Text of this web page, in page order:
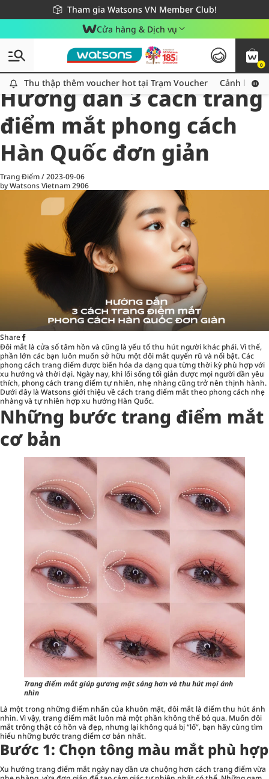
Tham gia Watsons VN Member Club!
Miễn phí giao hàng cho đơn hàng từ 249,000Đ
Giao hàng nhanh 24h - Áp dụng khu vực TP. Hồ Chí Minh
Cửa hàng & Dịch vụ
0
Thu thập thêm voucher hot tại Trạm Voucher
Thu thập thêm voucher hot tại Trạm Voucher Cảnh báo
All
Chăm Sóc Cá Nhân
Hướng dẫn 3 cách trang
điểm mắt phong cách
Hàn Quốc đơn giản
Trang Điểm/2023-09-06
by Watsons Vietnam2906
Share
Đôi mắt là cửa sổ tâm hồn và cũng là yếu tố thu hút người khác phái. Vì thế,
phần lớn các bạn luôn muốn sở hữu một đôi mắt quyến rũ và nổi bật. Các
phong cách trang điểm được biến hóa đa dạng qua từng thời kỳ phù hợp với
xu hướng và thời đại. Ngày nay, khi lối sống tối giản được mọi người dần yêu
thích, phong cách trang điểm tự nhiên, nhẹ nhàng cũng trở nên thịnh hành.
Dưới đây là Watsons giới thiệu về cách trang điểm mắt theo phong cách nhẹ
nhàng và tự nhiên hợp xu hướng Hàn Quốc.
Những bước trang điểm mắt
cơ bản
Trang điểm mắt giúp gương mặt sáng hơn và thu hút mọi ánh
nhìn
Là một trong những điểm nhấn của khuôn mặt, đôi mắt là điểm thu hút ánh
nhìn. Vì vậy, trang điểm mắt luôn mà một phần không thể bỏ qua. Muốn đôi
mắt trông thật có hồn và đẹp, nhưng lại không quá bị “lố”, bạn hãy cùng tìm
hiểu những bước trang điểm cơ bản nhất.
Bước 1: Chọn tông màu mắt phù hợp
Xu hướng trang điểm mắt ngày nay dần ưa chuộng hơn cách trang điểm vừa